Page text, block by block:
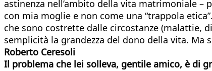
astinenza nell’ambito della vita matrimoniale
con mia moglie e non come una “trappola
che sono costrette dalle circostanze (malattie,
semplicità la grandezza del dono della vita. Ma
Roberto Ceresoli
Il problema che lei solleva, gentile amico, è di